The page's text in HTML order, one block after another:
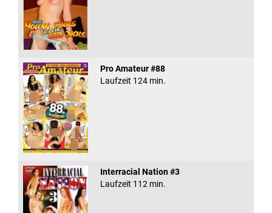
Pro Amateur #88
Laufzeit 124 min.
Interracial Nation #3
Laufzeit 112 min.